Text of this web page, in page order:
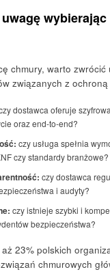
chmury, warto zwrócić
związanych z
dostawca oferuje
oraz end-to-end?
czy usługa spełnia
czy standardy branżowe?
czy dostawca
i audyty?
czy istnieje szybki i
bezpieczeństwa?
23% polskich
chmurowych